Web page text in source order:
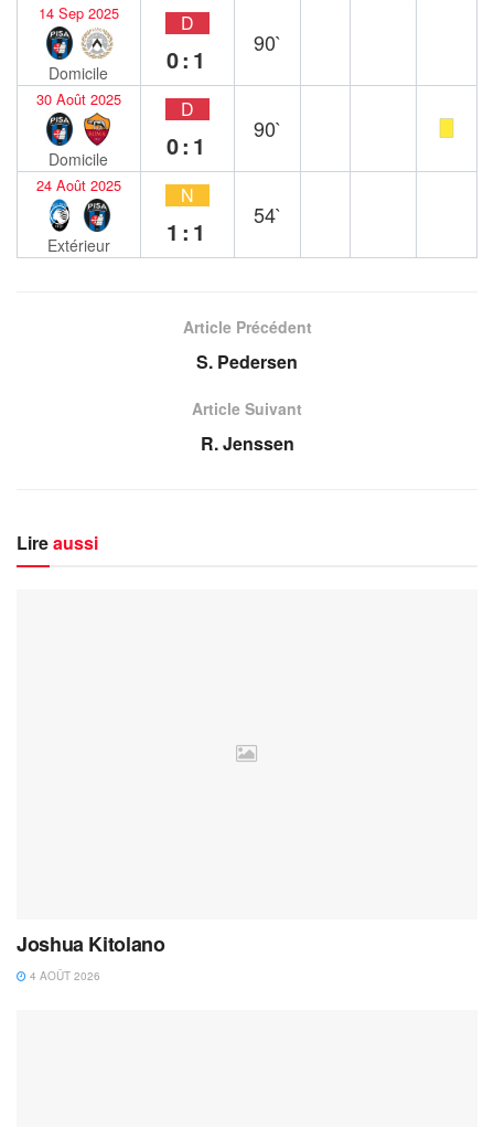
14 Sep 2025
Domicile
D
0:1
90`
30 Août 2025
Domicile
D
0:1
90`
24 Août 2025
Extérieur
N
1:1
54`
Article Précédent
S. Pedersen
Article Suivant
R. Jenssen
Lireaussi
Joshua Kitolano
4 AOÛT 2026